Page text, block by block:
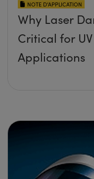
NOTE D’APPLICATION
Why Laser
Critical for
Applications